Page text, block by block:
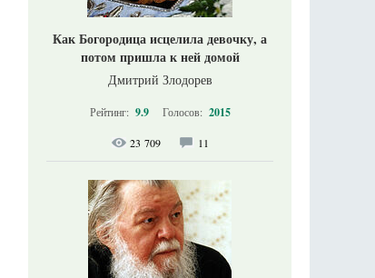
Как Богородица исцелила девочку, а
потом пришла к ней домой
Дмитрий Злодорев
Рейтинг: 9.9 Голосов: 2015
23 709 11